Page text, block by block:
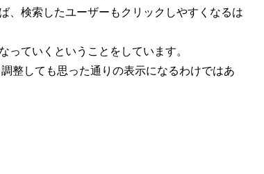
、検索したユーザーもクリックしやすくなるは
っていくということをしています。
整しても思った通りの表示になるわけではあ